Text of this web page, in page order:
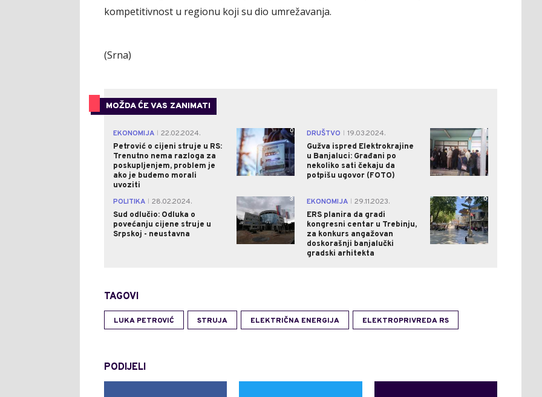
kompetitivnost u regionu koji su dio umrežavanja.
(Srna)
MOŽDA ĆE VAS ZANIMATI
EKONOMIJA
22.02.2024.
Petrović o cijeni struje u RS:
Trenutno nema razloga za
poskupljenjem, problem je
ako je budemo morali
uvoziti
0 DRUŠTVO
19.03.2024.
Gužva ispred Elektrokrajine
u Banjaluci: Građani po
nekoliko sati čekaju da
potpišu ugovor (FOTO)
7
POLITIKA
28.02.2024.
Sud odlučio: Odluka o
povećanju cijene struje u
Srpskoj - neustavna
3 EKONOMIJA
29.11.2023.
ERS planira da gradi
kongresni centar u Trebinju,
za konkurs angažovan
doskorašnji banjalučki
gradski arhitekta
0
TAGOVI
LUKA PETROVIĆ STRUJA ELEKTRIČNA ENERGIJA ELEKTROPRIVREDA RS
PODIJELI